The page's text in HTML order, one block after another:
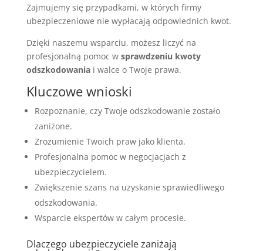
Zajmujemy się przypadkami, w których firmy
ubezpieczeniowe nie wypłacają odpowiednich kwot.
Dzięki naszemu wsparciu, możesz liczyć na
profesjonalną pomoc w sprawdzeniu kwoty
odszkodowaniai walce o Twoje prawa.
Kluczowe wnioski
Rozpoznanie, czy Twoje odszkodowanie zostało
zaniżone.
Zrozumienie Twoich praw jako klienta.
Profesjonalna pomoc w negocjacjach z
ubezpieczycielem.
Zwiększenie szans na uzyskanie sprawiedliwego
odszkodowania.
Wsparcie ekspertów w całym procesie.
Dlaczego ubezpieczyciele zaniżają